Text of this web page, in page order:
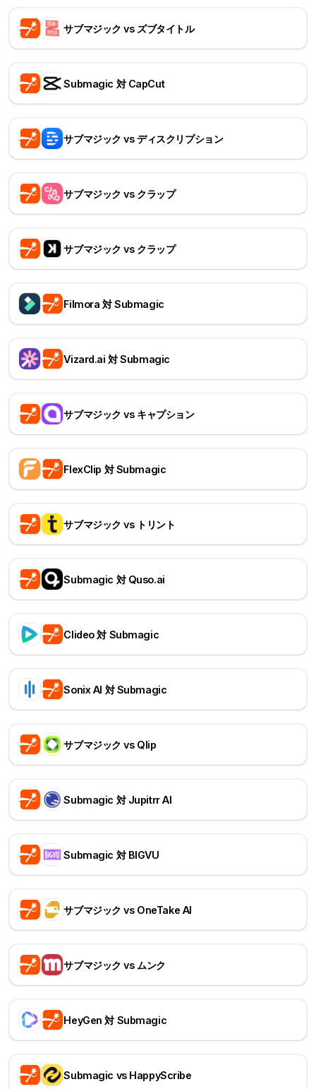
サブマジック vs ズブタイトル
Submagic 対 CapCut
サブマジック vs ディスクリプション
サブマジック vs クラップ
サブマジック vs クラップ
Filmora 対 Submagic
Vizard.ai 対 Submagic
サブマジック vs キャプション
FlexClip 対 Submagic
サブマジック vs トリント
Submagic 対 Quso.ai
Clideo 対 Submagic
Sonix AI 対 Submagic
サブマジック vs Qlip
Submagic 対 Jupitrr AI
Submagic 対 BIGVU
サブマジック vs OneTake AI
サブマジック vs ムンク
HeyGen 対 Submagic
Submagic vs HappyScribe